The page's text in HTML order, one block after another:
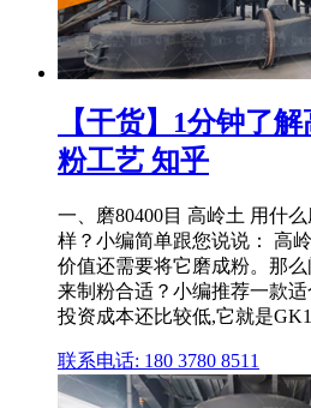
【干货】1分钟了
粉工艺 知乎
一、磨80400目 高岭土 用什
样？小编简单跟您说说： 高
价值还需要将它磨成粉。那
来制粉合适？小编推荐一款
投资成本还比较低,它就是
联系电话: 180 3780 8511